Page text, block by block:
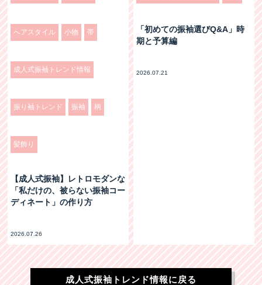
へアスタイル 小物 帯
成人式振袖トレンド情報
振り袖トレンド 振袖 柄
髪飾り
【成人式振袖】レトロモダンな
「私だけの、被らない振袖コー
ディネート」の作り方
2026.07.26
「初めての振袖選びQ&A」時
期と予算編
2026.07.21
成人式振袖トレンド情報に戻る